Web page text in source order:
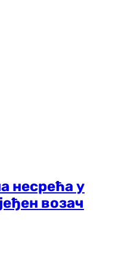
несрећа у
возач